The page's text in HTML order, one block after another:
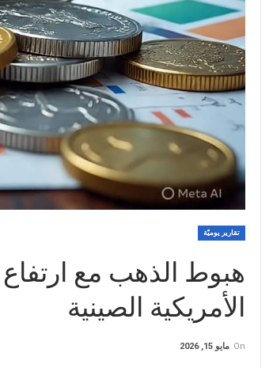
تقارير يوميّة
هبوط الذهب مع ارتفاع
الأمريكية الصينية
On مايو 15, 2026